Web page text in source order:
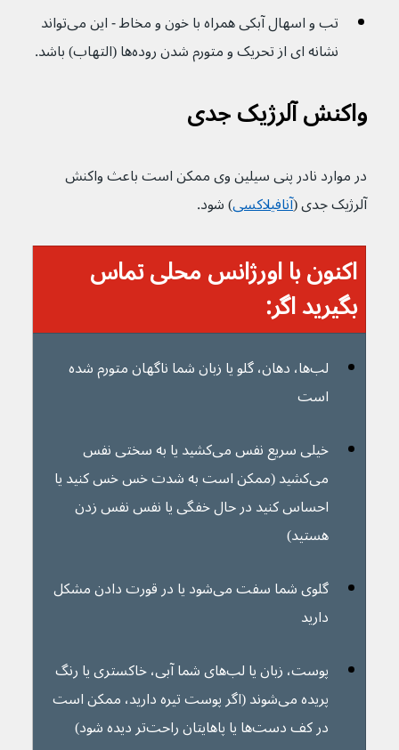
تب و اسهال آبکی همراه با خون و مخاط - این می‌تواند
نشانه ای از تحریک و متورم شدن روده‌ها (التهاب) باشد.
واکنش آلرژیک جدی
در موارد نادر پنی سیلین وی ممکن است باعث واکنش
آلرژیک جدی (آنافیلاکسی) شود.
اکنون با اورژانس محلی تماس
بگیرید اگر:
لب‌ها، دهان، گلو یا زبان شما ناگهان متورم شده
است
خیلی سریع نفس می‌کشید یا به سختی نفس
می‌کشید (ممکن است به شدت خس خس کنید یا
احساس کنید در حال خفگی یا نفس نفس زدن
هستید)
گلوی شما سفت می‌شود یا در قورت دادن مشکل
دارید
پوست، زبان یا لب‌های شما آبی، خاکستری یا رنگ
پریده می‌شوند (اگر پوست تیره دارید، ممکن است
در کف دست‌ها یا پاهایتان راحت‌تر دیده شود)